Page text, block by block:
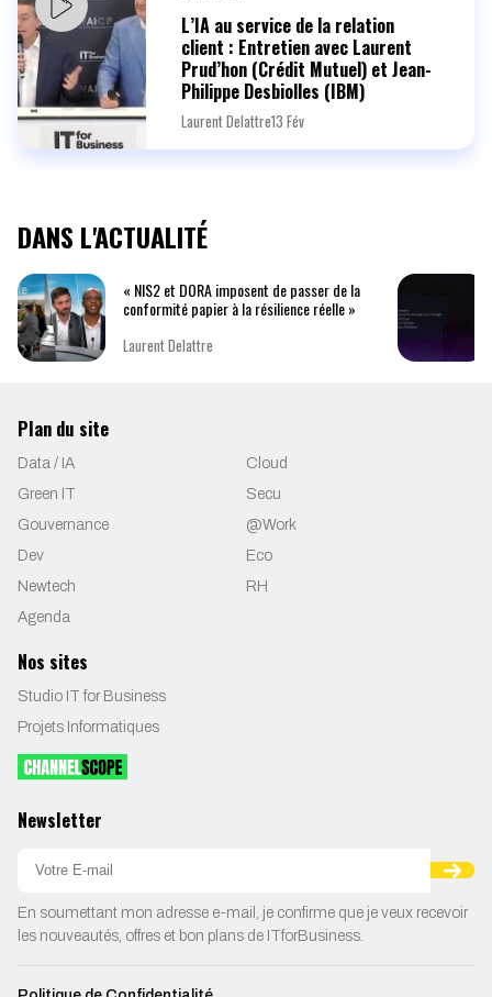
L’IA au service de la relation
client : Entretien avec Laurent
Prud’hon (Crédit Mutuel) et Jean-
Philippe Desbiolles (IBM)
Laurent Delattre13 Fév
DANS L'ACTUALITÉ
« NIS2 et DORA imposent de passer de la
conformité papier à la résilience réelle »
Laurent Delattre
Plan du site
Data / IA
Cloud
Green IT
Secu
Gouvernance
@Work
Dev
Eco
Newtech
RH
Agenda
Nos sites
Studio IT for Business
Projets Informatiques
Newsletter
En soumettant mon adresse e-mail, je confirme que je veux recevoir
les nouveautés, offres et bon plans de ITforBusiness.